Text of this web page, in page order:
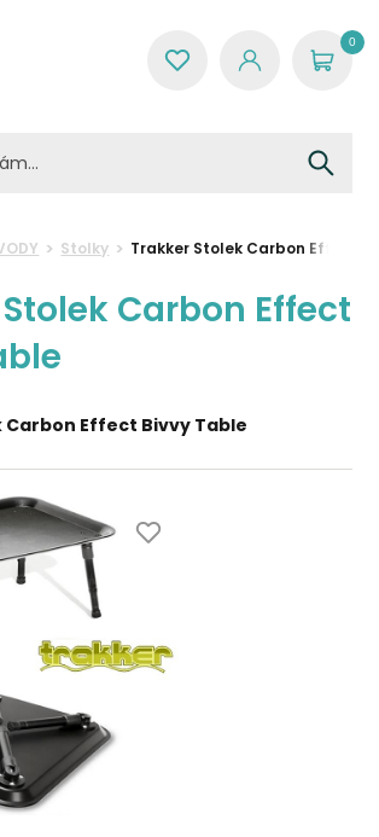
0
Stolky Trakker Stolek Carbon Effect
Carbon Effect
Effect Bivvy Table